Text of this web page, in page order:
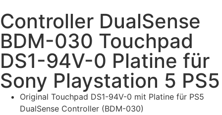
Controller DualSense
BDM-030 Touchpad
DS1-94V-0 Platine für
Sony Playstation 5 PS5
Original Touchpad DS1-94V-0 mit Platine für PS5
DualSense Controller (BDM-030)